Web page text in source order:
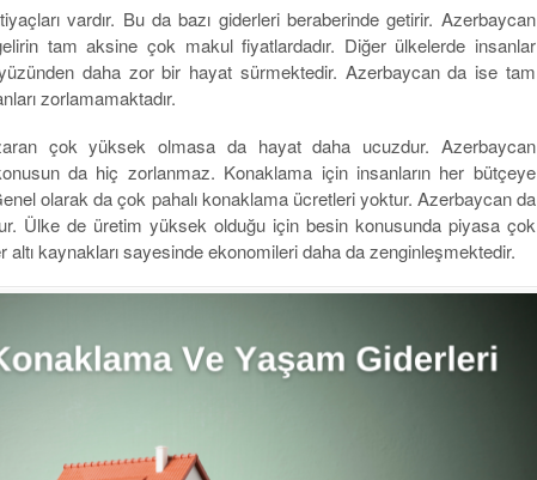
vardır. Bu da bazı giderleri beraberinde getirir. Azerbaycan
tam aksine çok makul fiyatlardadır. Diğer ülkelerde insanlar
yüzünden daha zor bir hayat sürmektedir. Azerbaycan da ise tam
zorlamamaktadır.
çok yüksek olmasa da hayat daha ucuzdur. Azerbaycan
da hiç zorlanmaz. Konaklama için insanların her bütçeye
olarak da çok pahalı konaklama ücretleri yoktur. Azerbaycan da
Ülke de üretim yüksek olduğu için besin konusunda piyasa çok
altı kaynakları sayesinde ekonomileri daha da zenginleşmektedir.